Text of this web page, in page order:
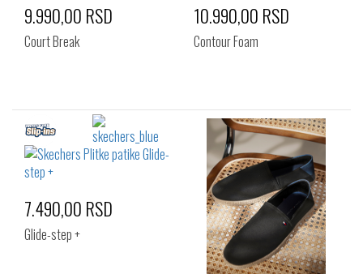
9.990,00 RSD
Court Break
10.990,00 RSD
Contour Foam
7.490,00 RSD
Glide-step +